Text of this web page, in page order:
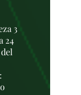
3
24